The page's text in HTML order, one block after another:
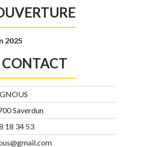
2025
CONTACT
Saverdun
18 34 53